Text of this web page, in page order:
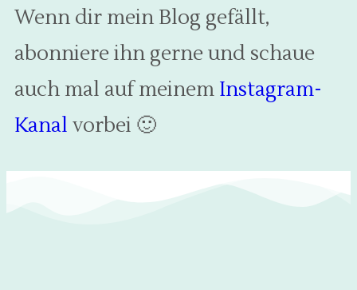
Wenn dir mein Blog gefällt,
abonniere ihn gerne und schaue
auch mal auf meinem Instagram-
Kanal vorbei 🙂